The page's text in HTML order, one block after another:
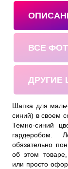
ВСЕ
ДРУГИЕ
Шапка для
синий) в своем
Темно-синий
гардеробом.
обязательно
об этом
или просто